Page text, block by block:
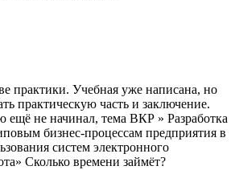
практики. Учебная уже написана, но
практическую часть и заключение.
не начинал, тема ВКР » Разработка
бизнес-процессам предприятия в
систем электронного
Сколько времени займёт?